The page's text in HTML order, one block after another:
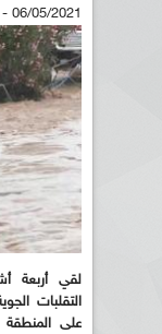
06/05/2021 - 15:33
لقي أربعة
التقلبات